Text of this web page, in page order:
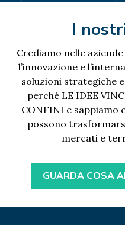
I
Crediamo nelle
l’innovazione e
soluzioni strategiche
perché LE IDEE
CONFINI e sappiamo
possono
mercati e
GUARDA COSA